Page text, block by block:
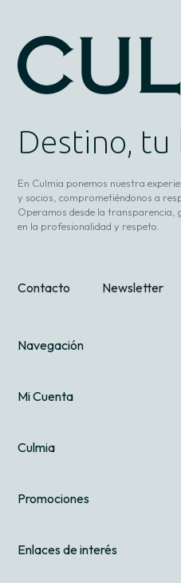
Destino, tu
En Culmia ponemos nuestra
y socios, comprometiéndonos a
Operamos desde la transparencia,
en la profesionalidad y respeto.
Contacto Newsletter
Navegación
Mi Cuenta
Culmia
Promociones
Enlaces de interés